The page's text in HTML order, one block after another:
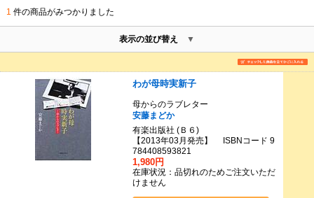
1 件の商品がみつかりました
表示の並び替え
わが母時実新子
母からのラブレター
安藤まどか
有楽出版社 (Ｂ６)
【2013年03月発売】 ISBNコード 9
784408593821
1,980円
在庫状況：品切れのためご注文いただ
けません